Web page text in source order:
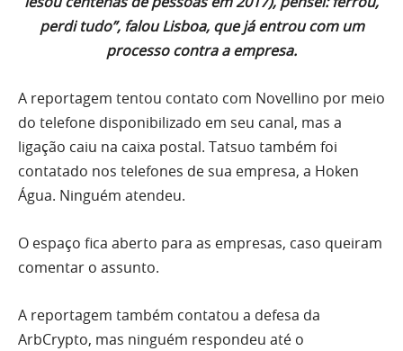
perdi tudo”, falou Lisboa, que já entrou com um
processo contra a empresa.
A reportagem tentou contato com Novellino por meio
do telefone disponibilizado em seu canal, mas a
ligação caiu na caixa postal. Tatsuo também foi
contatado nos telefones de sua empresa, a Hoken
Água. Ninguém atendeu.
O espaço fica aberto para as empresas, caso queiram
comentar o assunto.
A reportagem também contatou a defesa da
ArbCrypto, mas ninguém respondeu até o